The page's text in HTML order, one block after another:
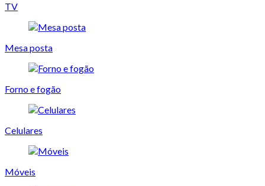
TV
Mesa posta
Forno e fogão
Celulares
Móveis